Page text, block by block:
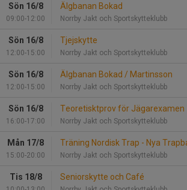
Sön 16/8
09:00-12:00
Älgbanan Bokad
Norrby Jakt och Sportskytteklubb
Sön 16/8
12:00-15:00
Tjejskytte
Norrby Jakt och Sportskytteklubb
Sön 16/8
12:00-15:00
Älgbanan Bokad / Martinsson
Norrby Jakt och Sportskytteklubb
Sön 16/8
16:00-17:00
Teoretisktprov för Jägarexamen
Norrby Jakt och Sportskytteklubb
Mån 17/8
15:00-20:00
Träning Nordisk Trap - Nya
Norrby Jakt och Sportskytteklubb
Tis 18/8 Seniorskytte och Café